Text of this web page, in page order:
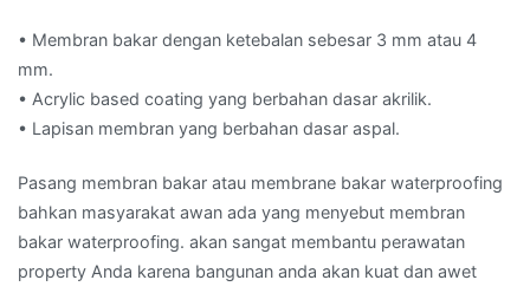
• Membran bakar dengan ketebalan sebesar 3 mm atau 4
mm.
• Acrylic based coating yang berbahan dasar akrilik.
• Lapisan membran yang berbahan dasar aspal.
Pasang membran bakar atau membrane bakar waterproofing
bahkan masyarakat awan ada yang menyebut membran
bakar waterproofing. akan sangat membantu perawatan
property Anda karena bangunan anda akan kuat dan awet